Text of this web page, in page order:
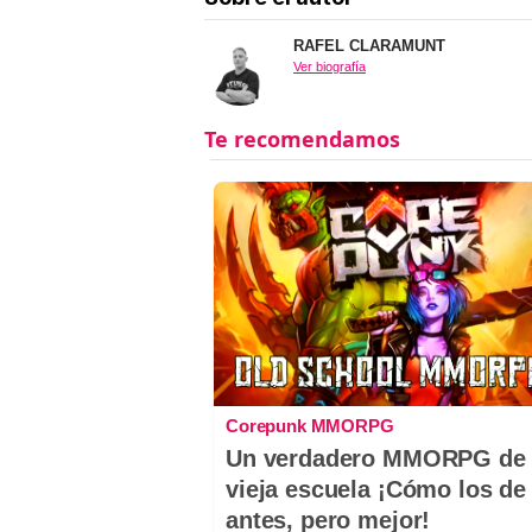
RAFEL CLARAMUNT
Ver biografía
Corepunk MMORPG
Un verdadero MMORPG de
vieja escuela ¡Cómo los de
antes, pero mejor!